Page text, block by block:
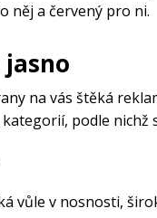
něj a červený pro ni.
na vás štěká
podle
vůle v nosnosti,